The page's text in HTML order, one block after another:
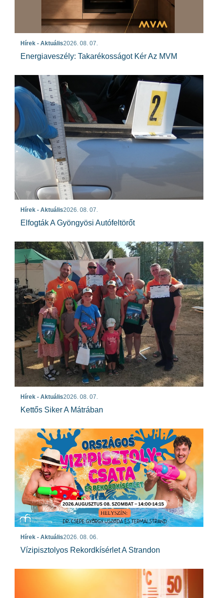
Hírek - Aktuális2026. 08. 07.
Energiaveszély: Takarékosságot Kér Az MVM
Hírek - Aktuális2026. 08. 07.
Elfogták A Gyöngyösi Autófeltörőt
Hírek - Aktuális2026. 08. 07.
Kettős Siker A Mátrában
Hírek - Aktuális2026. 08. 06.
Vízipisztolyos Rekordkísérlet A Strandon